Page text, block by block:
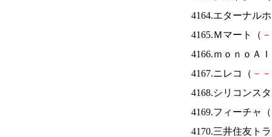
4164.エターナル
4165.Ｍマート（ －
4166.ｍｏｎｏＡ
4167.ニレコ（ － －
4168.シリコンス
4169.フィーチャ（
4170.三井住友ト